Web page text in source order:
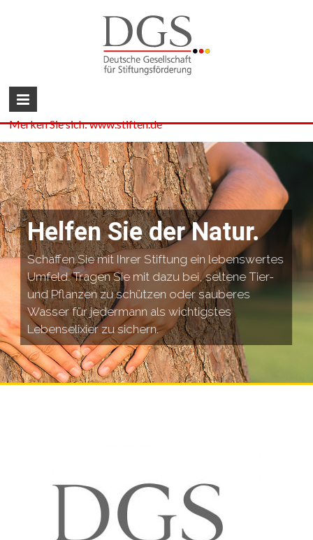
Merken Sie sich: www.stiften.de
Helfen Sie der Natur.
Schaffen Sie mit Ihrer Stiftung ein lebenswertes
Umfeld. Tragen Sie mit dazu bei, seltene Tier-
und Pflanzen zu schützen oder sauberes
Wasser für jedermann als wichtigstes
Lebenselixier zu sichern.